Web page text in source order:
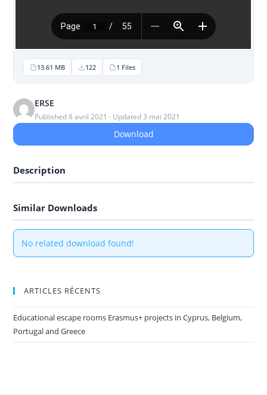
13.61 MB 122 1 Files
ERSE
Published 8 avril 2021 · Updated 3 mai 2021
Download
Description
Similar Downloads
No related download found!
ARTICLES RÉCENTS
Educational escape rooms Erasmus+ projects in Cyprus, Belgium,
Portugal and Greece